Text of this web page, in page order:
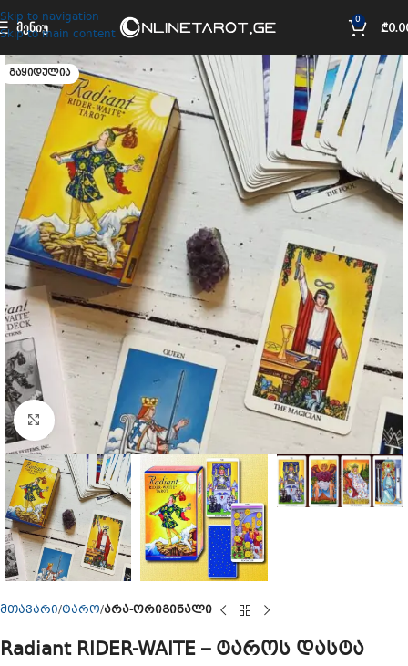
Skip to navigation
Skip to main content
ᲛᲔᲜᲘᲣ 0 ₾
ᲒᲐᲧᲘᲓᲣᲚᲘᲐ
Click to enlarge
მთავარი ტარო არა-ორიგინალი
Radiant RIDER-WAITE – ტაროს დასტა